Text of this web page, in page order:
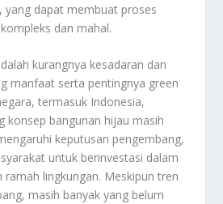
yang dapat membuat proses
dan mahal.
kurangnya kesadaran dan
manfaat serta pentingnya green
termasuk Indonesia,
konsep bangunan hijau masih
keputusan pengembang,
untuk berinvestasi dalam
ramah lingkungan. Meskipun tren
masih banyak yang belum